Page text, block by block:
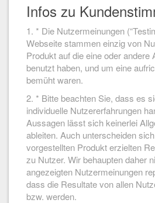
Infos zu
1. * Die Nutzermeinungen
Webseite stammen einzig von
Produkt auf die eine oder andere
benutzt haben, und um eine
bemüht waren.
2. * Bitte beachten Sie, dass es
individuelle Nutzererfahrungen
Aussagen lässt sich keinerlei
ableiten. Auch unterscheiden
vorgestellten Produkt erzielten
zu Nutzer. Wir behaupten daher
angezeigten Nutzermeinungen
dass die Resultate von allen
bzw. werden.